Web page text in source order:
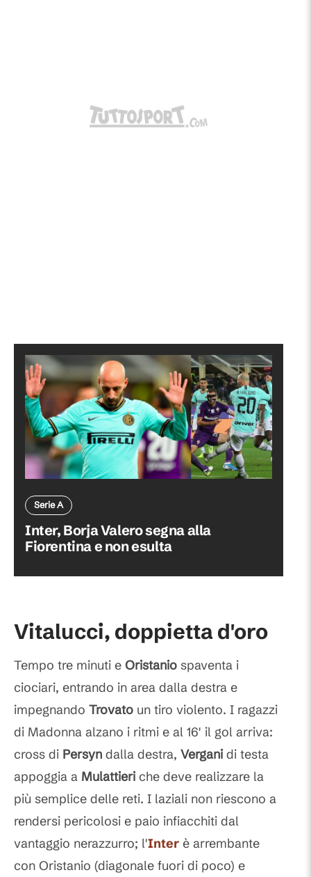
Serie A
Inter, Borja Valero segna alla
Fiorentina e non esulta
Vitalucci, doppietta d'oro
Tempo tre minuti e Oristanio spaventa i
ciociari, entrando in area dalla destra e
impegnando Trovato un tiro violento. I ragazzi
di Madonna alzano i ritmi e al 16' il gol arriva:
cross di Persyn dalla destra, Vergani di testa
appoggia a Mulattieri che deve realizzare la
più semplice delle reti. I laziali non riescono a
rendersi pericolosi e paio infiacchiti dal
vantaggio nerazzurro; l'Inter è arrembante
con Oristanio (diagonale fuori di poco) e